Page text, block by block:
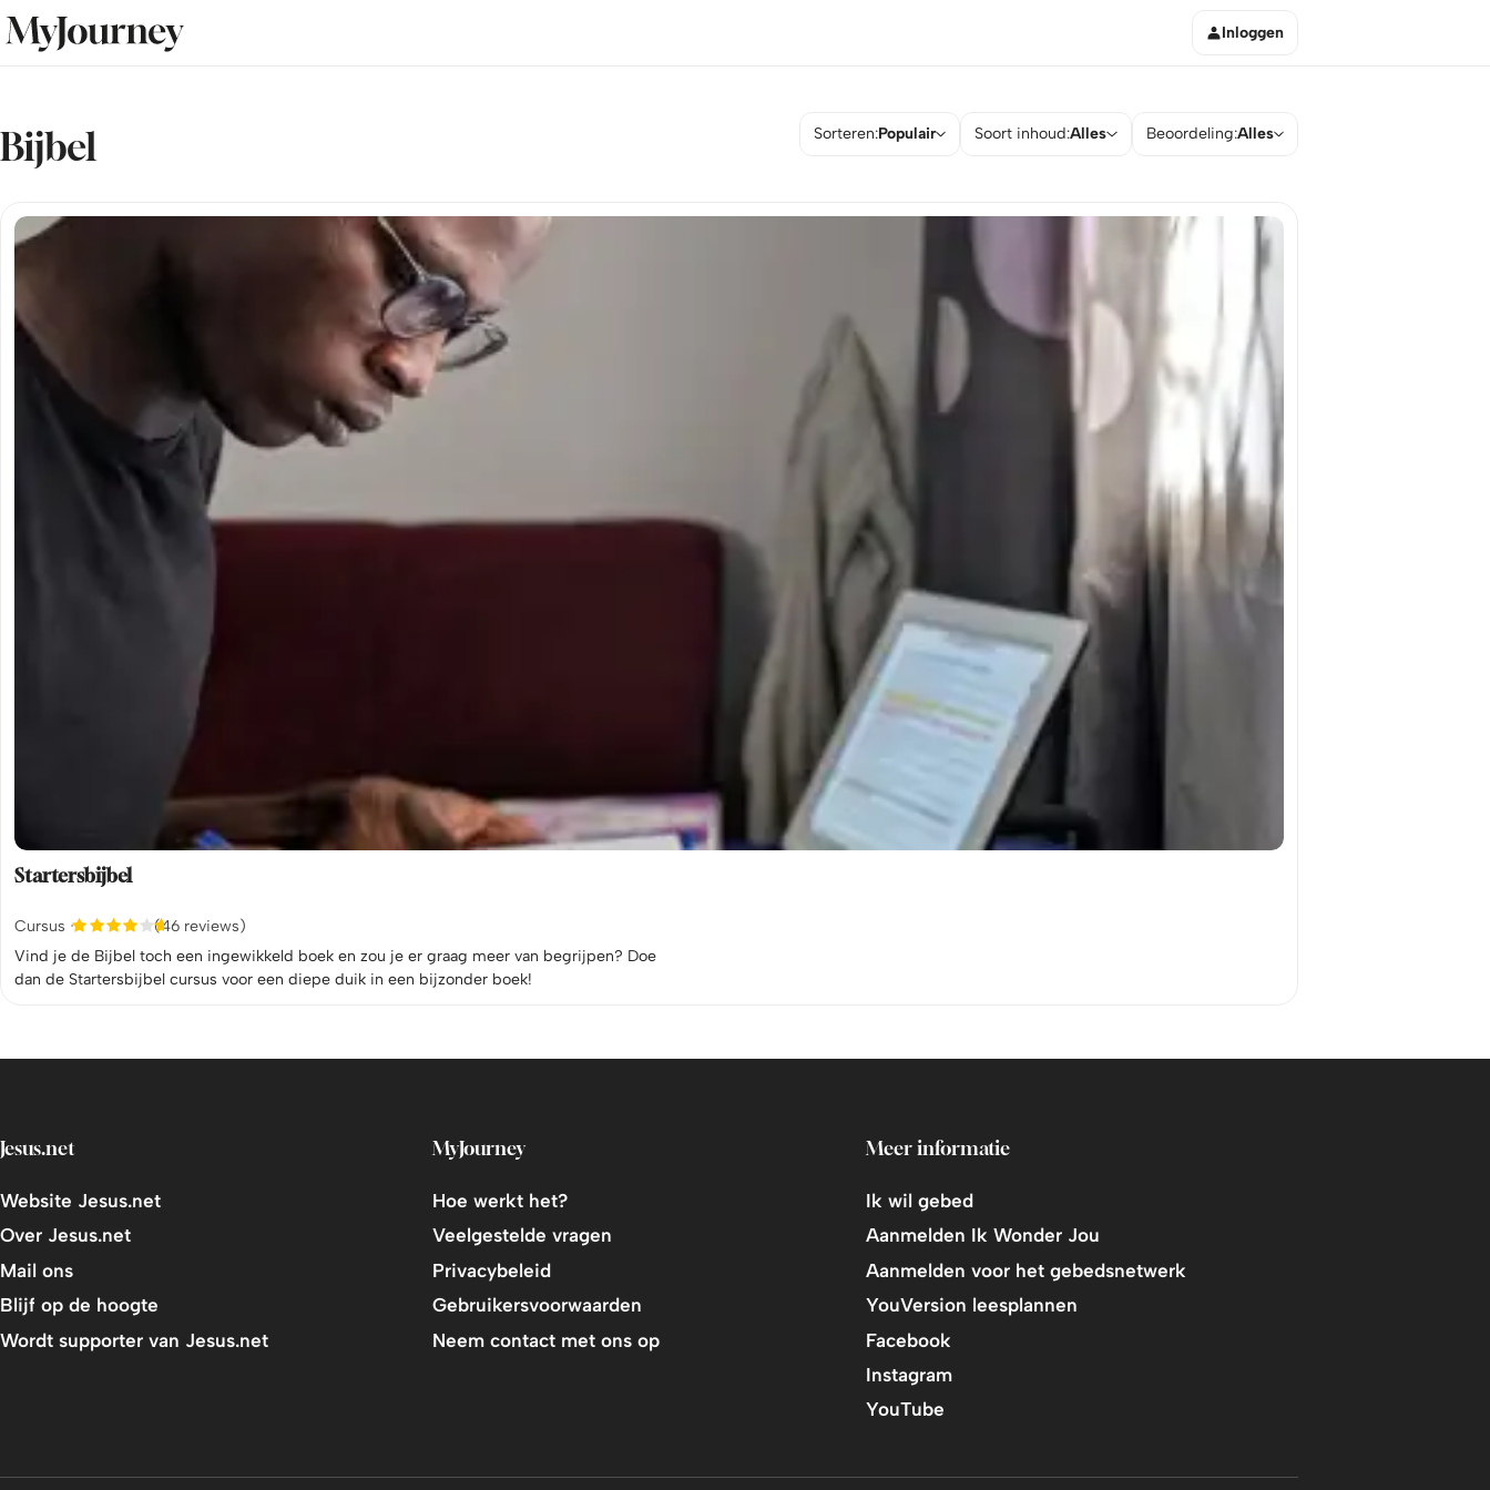
Inloggen
Bijbel Sorteren:Populair Soort inhoud:Alles Beoordeling:Alles
Startersbijbel
Cursus
(46 reviews)
Vind je de Bijbel toch een ingewikkeld boek en zou je er graag meer van begrijpen? Doe
dan de Startersbijbel cursus voor een diepe duik in een bijzonder boek!
Jesus.net
Website Jesus.net
Over Jesus.net
Mail ons
Blijf op de hoogte
Wordt supporter van Jesus.net
MyJourney
Hoe werkt het?
Veelgestelde vragen
Privacybeleid
Gebruikersvoorwaarden
Neem contact met ons op
Meer informatie
Ik wil gebed
Aanmelden Ik Wonder Jou
Aanmelden voor het gebedsnetwerk
YouVersion leesplannen
Facebook
Instagram
YouTube